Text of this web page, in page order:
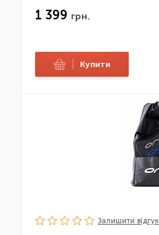
1 399 грн.
Купити
Залишити вiдгук